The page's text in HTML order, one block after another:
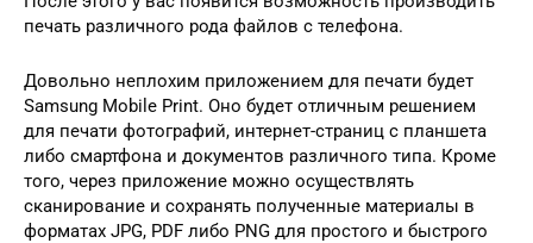
печать различного рода файлов с телефона.
Довольно неплохим приложением для печати будет
Samsung Mobile Print. Оно будет отличным решением
для печати фотографий, интернет-страниц с планшета
либо смартфона и документов различного типа. Кроме
того, через приложение можно осуществлять
сканирование и сохранять полученные материалы в
форматах JPG, PDF либо PNG для простого и быстрого